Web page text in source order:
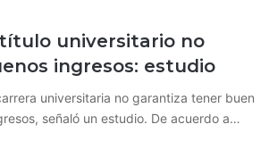
universitario no
ingresos: estudio
universitaria no garantiza tener buen
señaló un estudio. De acuerdo a…